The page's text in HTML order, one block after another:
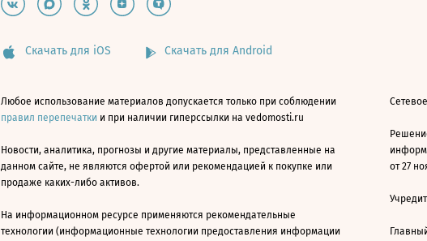
Скачать для iOS Скачать для Android
Любое использование материалов допускается только при соблюдении
правил перепечатки и при наличии гиперссылки на vedomosti.ru
Новости, аналитика, прогнозы и другие материалы, представленные на
данном сайте, не являются офертой или рекомендацией к покупке или
продаже каких-либо активов.
На информационном ресурсе применяются рекомендательные
технологии (информационные технологии предоставления информации
от 27